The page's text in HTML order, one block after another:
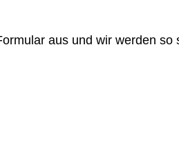
aus und wir werden so